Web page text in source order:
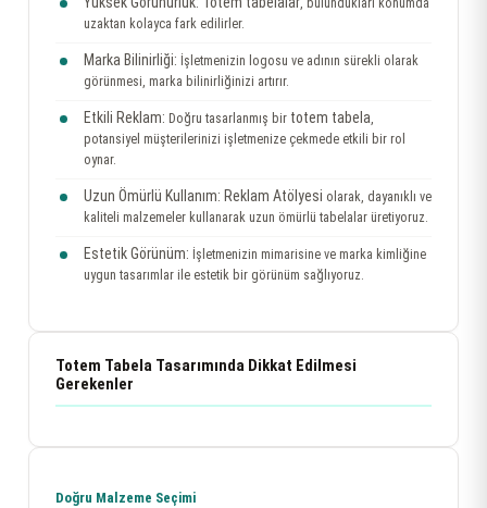
, bulundukları konumda
uzaktan kolayca fark edilirler.
Marka Bilinirliği: İşletmenizin logosu ve adının sürekli olarak
görünmesi, marka bilinirliğinizi artırır.
Etkili Reklam: Doğru tasarlanmış bir totem tabela,
potansiyel müşterilerinizi işletmenize çekmede etkili bir rol
oynar.
Uzun Ömürlü Kullanım: Reklam Atölyesi olarak, dayanıklı ve
kaliteli malzemeler kullanarak uzun ömürlü tabelalar üretiyoruz.
Estetik Görünüm: İşletmenizin mimarisine ve marka kimliğine
uygun tasarımlar ile estetik bir görünüm sağlıyoruz.
Totem Tabela Tasarımında Dikkat Edilmesi
Gerekenler
Doğru Malzeme Seçimi